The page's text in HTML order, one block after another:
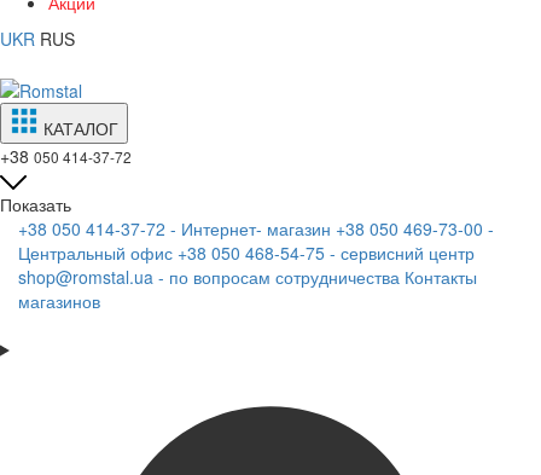
UKR RUS
КАТАЛОГ
+38 050 414-37-72
Показать
+38 050 414-37-72 - Интернет- магазин +38 050 469-73-00 -
Центральный офис +38 050 468-54-75 - сервисний центр
shop@romstal.ua - по вопросам сотрудничества Контакты
магазинов